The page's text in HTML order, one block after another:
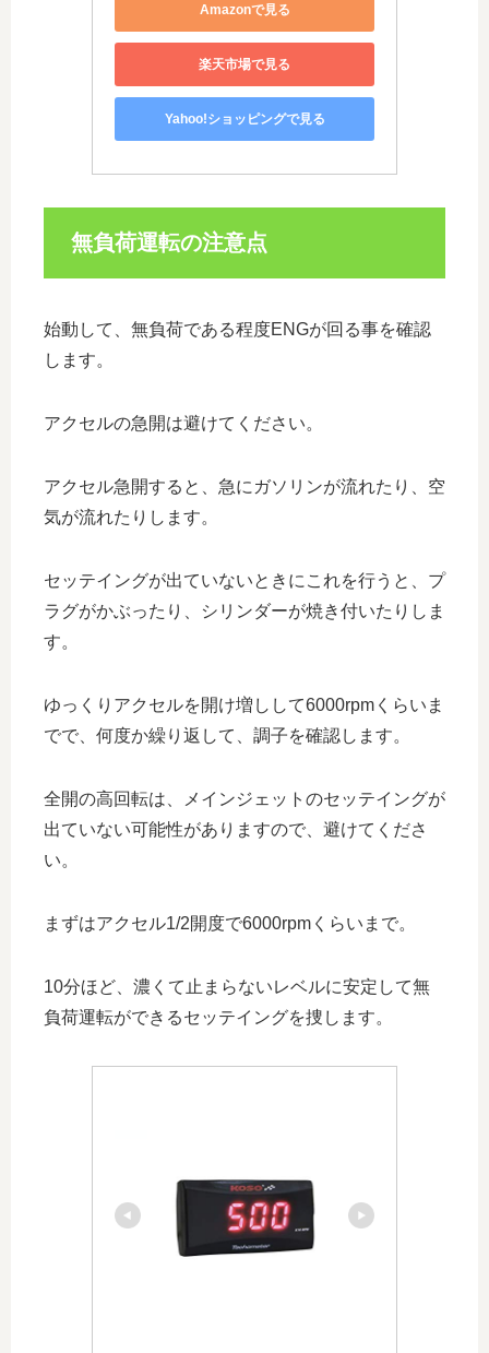
Amazonで見る
楽天市場で見る
Yahoo!ショッピングで見る
無負荷運転の注意点
始動して、無負荷である程度ENGが回る事を確認
します。
アクセルの急開は避けてください。
アクセル急開すると、急にガソリンが流れたり、空
気が流れたりします。
セッテイングが出ていないときにこれを行うと、プ
ラグがかぶったり、シリンダーが焼き付いたりしま
す。
ゆっくりアクセルを開け増しして6000rpmくらいま
でで、何度か繰り返して、調子を確認します。
全開の高回転は、メインジェットのセッテイングが
出ていない可能性がありますので、避けてくださ
い。
まずはアクセル1/2開度で6000rpmくらいまで。
10分ほど、濃くて止まらないレベルに安定して無
負荷運転ができるセッテイングを捜します。